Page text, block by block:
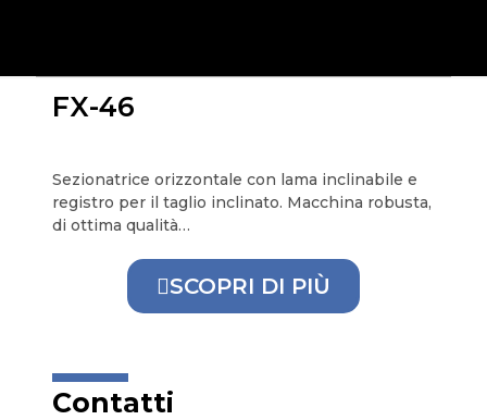
FX-46
Sezionatrice orizzontale con lama inclinabile e
registro per il taglio inclinato. Macchina robusta,
di ottima qualità…
SCOPRI DI PIÙ
Contatti